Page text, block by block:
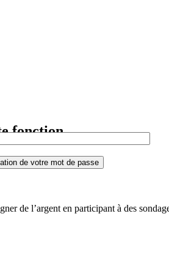
fonction.
de l’argent en participant à des